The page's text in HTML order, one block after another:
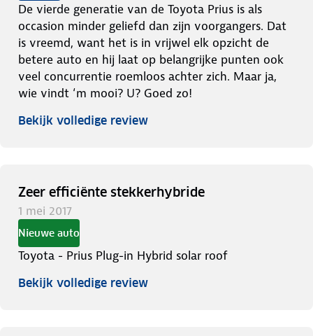
De vierde generatie van de Toyota Prius is als
occasion minder geliefd dan zijn voorgangers. Dat
is vreemd, want het is in vrijwel elk opzicht de
betere auto en hij laat op belangrijke punten ook
veel concurrentie roemloos achter zich. Maar ja,
wie vindt ‘m mooi? U? Goed zo!
Bekijk volledige review
Zeer efficiënte stekkerhybride
1 mei 2017
Nieuwe auto
Toyota - Prius Plug-in Hybrid solar roof
Bekijk volledige review